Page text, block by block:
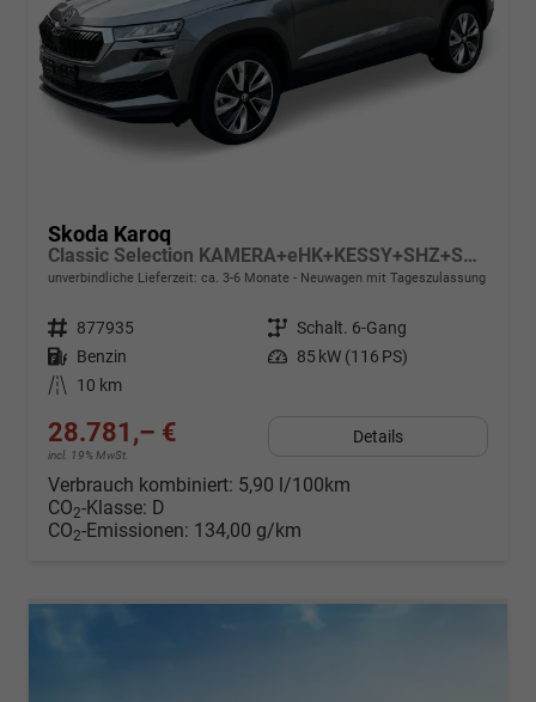
Skoda Karoq
Classic Selection KAMERA+eHK+KESSY+SHZ+SMARTLINK+LED+16" ALU
unverbindliche Lieferzeit: ca. 3-6 Monate Neuwagen mit Tageszulassung
Fahrzeugnr. 877935 Getriebe Schalt. 6-Gang
Kraftstoff Benzin Leistung 85 kW (116 PS)
Kilometerstand
10 km
28.781,– €
incl. 19% MwSt.
Details
Verbrauch kombiniert: 5,90 l/100km
CO2-Klasse: D
CO2-Emissionen: 134,00 g/km